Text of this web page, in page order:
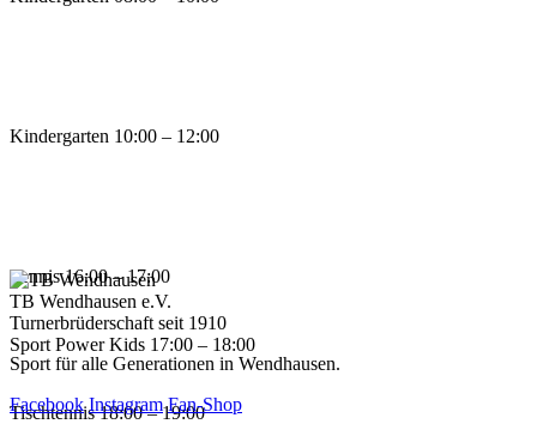
Kindergarten 10:00 – 12:00
Tennis 16:00 – 17:00
Sport Power Kids 17:00 – 18:00
Tischtennis 18:00 – 19:00
TB Wendhausen e.V.
Turnerbrüderschaft seit 1910
Sport für alle Generationen in Wendhausen.
Facebook Instagram Fan-Shop